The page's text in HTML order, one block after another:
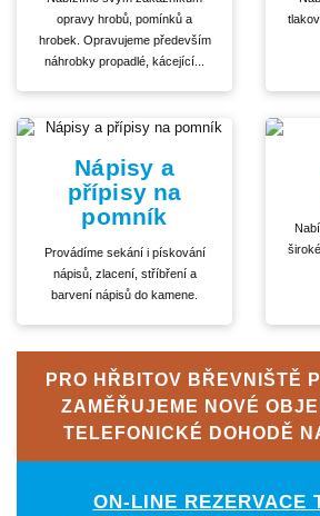
opravy hrobů, pomínků a
hrobek. Opravujeme především
náhrobky propadlé, kácející...
Nápisy a
přípisy na
pomník
Provádíme sekání i pískování
nápisů, zlacení, stříbření a
barvení nápisů do kamene.
PRO HŘBITOV BŘEVNIŠTĚ
ZAMĚŘUJEME NOVÉ
TELEFONICKÉ DOHODĚ
ON-LINE REZERVACE